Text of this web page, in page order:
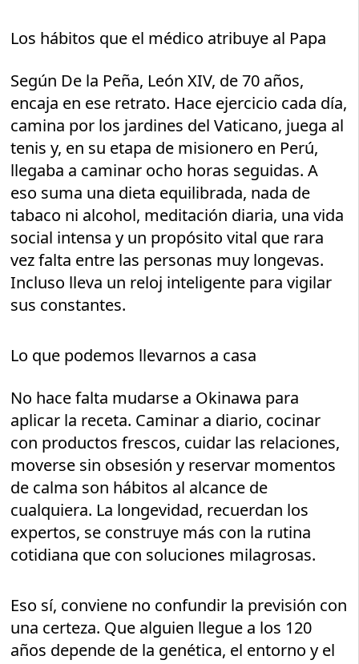
Los hábitos que el médico atribuye al Papa
Según De la Peña, León XIV, de 70 años,
encaja en ese retrato. Hace ejercicio cada día,
camina por los jardines del Vaticano, juega al
tenis y, en su etapa de misionero en Perú,
llegaba a caminar ocho horas seguidas. A
eso suma una dieta equilibrada, nada de
tabaco ni alcohol, meditación diaria, una vida
social intensa y un propósito vital que rara
vez falta entre las personas muy longevas.
Incluso lleva un reloj inteligente para vigilar
sus constantes.
Lo que podemos llevarnos a casa
No hace falta mudarse a Okinawa para
aplicar la receta. Caminar a diario, cocinar
con productos frescos, cuidar las relaciones,
moverse sin obsesión y reservar momentos
de calma son hábitos al alcance de
cualquiera. La longevidad, recuerdan los
expertos, se construye más con la rutina
cotidiana que con soluciones milagrosas.
Eso sí, conviene no confundir la previsión con
una certeza. Que alguien llegue a los 120
años depende de la genética, el entorno y el